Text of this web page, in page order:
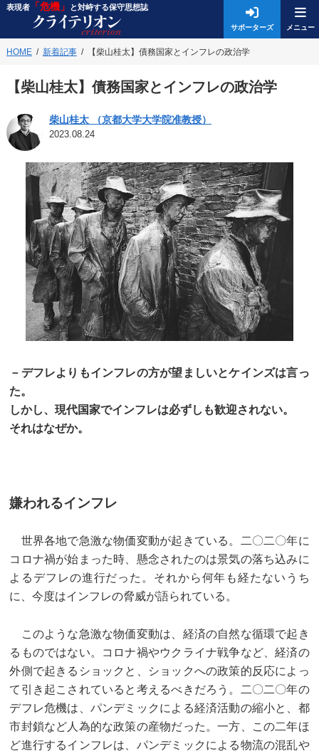
表現者「危機」 と対峙する保守思想誌
サポーターズ
HOME 新着記事 【柴山桂太】債務国家とインフレの政治学
【柴山桂太】債務国家とインフレの政治学
柴山桂太 （京都大学大学院准教授）
2023.08.24
－デフレよりもインフレの方が望ましいとケインズは言っ
た。
しかし、現代国家でインフレは必ずしも歓迎されない。
それはなぜか。
嫌われるインフレ
世界各地で急激な物価変動が起きている。二〇二〇年に
コロナ禍が始まった時、懸念されたのは景気の落ち込みに
よるデフレの進行だった。それから何年も経たないうち
に、今度はインフレの脅威が語られている。
このような急激な物価変動は、経済の自然な循環で起き
るものではない。コロナ禍やウクライナ戦争など、経済の
外側で起きるショックと、ショックへの政策的反応によっ
て引き起こされていると考えるべきだろう。二〇二〇年の
デフレ危機は、パンデミックによる経済活動の縮小と、都
市封鎖など人為的な政策の産物だった。一方、この二年ほ
ど進行するインフレは、パンデミックによる物流の混乱や